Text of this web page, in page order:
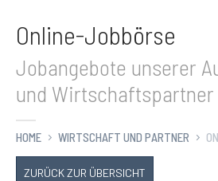
Online-Jobbörse
Jobangebote unserer
und Wirtschaftspartner
HOME WIRTSCHAFT UND PARTNER
ZURÜCK ZUR ÜBERSICHT